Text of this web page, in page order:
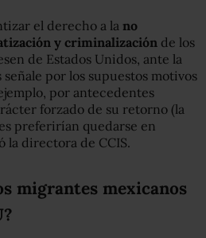
el derecho a la no
y criminalización de los
de Estados Unidos, ante la
por los supuestos motivos
por antecedentes
forzado de su retorno (la
preferirían quedarse en
la directora de CCIS.
migrantes mexicanos